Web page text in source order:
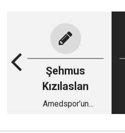
Şehmus
Kızılaslan
Amedspor’un